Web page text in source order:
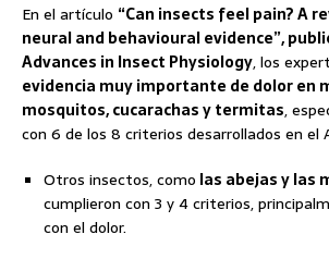
En el artículo “Can insects feel pain? A
neural and behavioural evidence”,
Advances in Insect Physiology, los
evidencia muy importante de dolor en
mosquitos, cucarachas y termitas,
con 6 de los 8 criterios desarrollados en el
Otros insectos, como las abejas y las
cumplieron con 3 y 4 criterios,
con el dolor.